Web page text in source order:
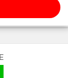
ยว่าการ
มาคมธนาคาร
งนายกรัฐมนตรี
ใช้คุกกี้
าร